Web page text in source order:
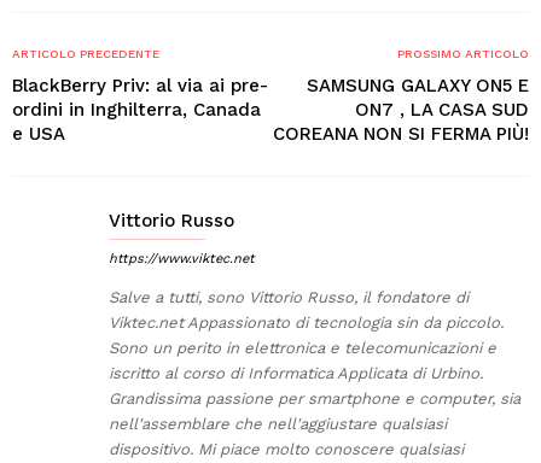
ARTICOLO PRECEDENTE
BlackBerry Priv: al via ai pre-
ordini in Inghilterra, Canada
e USA
PROSSIMO ARTICOLO
SAMSUNG GALAXY ON5 E
ON7 , LA CASA SUD
COREANA NON SI FERMA PIÙ!
Vittorio Russo
https://www.viktec.net
Salve a tutti, sono Vittorio Russo, il fondatore di
Viktec.net Appassionato di tecnologia sin da piccolo.
Sono un perito in elettronica e telecomunicazioni e
iscritto al corso di Informatica Applicata di Urbino.
Grandissima passione per smartphone e computer, sia
nell'assemblare che nell'aggiustare qualsiasi
dispositivo. Mi piace molto conoscere qualsiasi